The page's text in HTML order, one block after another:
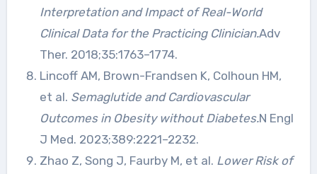
Interpretation and Impact of Real-World
Clinical Data for the Practicing Clinician.Adv
Ther. 2018;35:1763–1774.
Lincoff AM, Brown-Frandsen K, Colhoun HM,
et al. Semaglutide and Cardiovascular
Outcomes in Obesity without Diabetes.N Engl
J Med. 2023;389:2221–2232.
Zhao Z, Song J, Faurby M, et al. Lower Risk of